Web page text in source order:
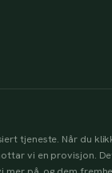
tjeneste. Når du
vi en provisjon.